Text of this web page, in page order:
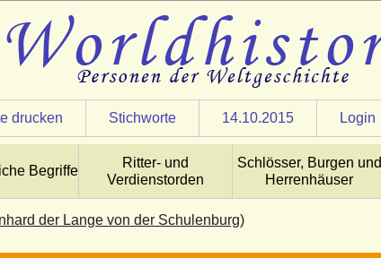
drucken Stichworte 14.10.2015 Login
Begriffe
Ritter- und
Verdienstorden
Schlösser, Burgen und
Herrenhäuser
der Lange von der Schulenburg)